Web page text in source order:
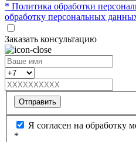
* Политика обработки
обработку персональных
Заказать консультацию
Отправить
Я согласен на обработку
*